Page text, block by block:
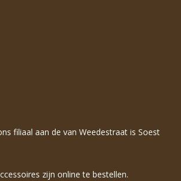
filiaal aan de van Weedestraat is Soest
zijn online te bestellen.